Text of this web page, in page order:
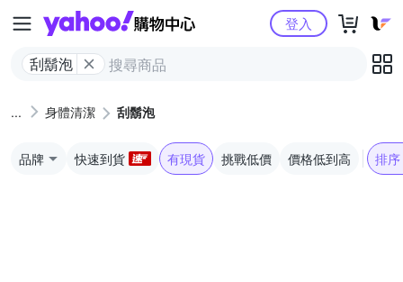
Yahoo購物中心
刮鬍泡
登入
身體清潔 刮鬍泡
品牌 快速到貨 有現貨 挑戰低價 價格低到高 排序